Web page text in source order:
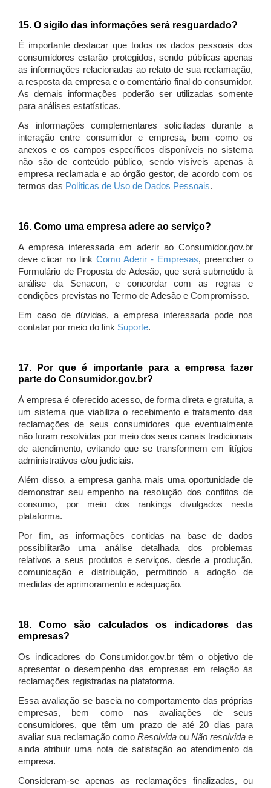
15. O sigilo das informações será resguardado?
É importante destacar que todos os dados pessoais dos
consumidores estarão protegidos, sendo públicas apenas
as informações relacionadas ao relato de sua reclamação,
a resposta da empresa e o comentário final do consumidor.
As demais informações poderão ser utilizadas somente
para análises estatísticas.
As informações complementares solicitadas durante a
interação entre consumidor e empresa, bem como os
anexos e os campos específicos disponíveis no sistema
não são de conteúdo público, sendo visíveis apenas à
empresa reclamada e ao órgão gestor, de acordo com os
termos das Políticas de Uso de Dados Pessoais.
16. Como uma empresa adere ao serviço?
A empresa interessada em aderir ao Consumidor.gov.br
deve clicar no link Como Aderir - Empresas, preencher o
Formulário de Proposta de Adesão, que será submetido à
análise da Senacon, e concordar com as regras e
condições previstas no Termo de Adesão e Compromisso.
Em caso de dúvidas, a empresa interessada pode nos
contatar por meio do link Suporte.
17. Por que é importante para a empresa fazer
parte do Consumidor.gov.br?
À empresa é oferecido acesso, de forma direta e gratuita, a
um sistema que viabiliza o recebimento e tratamento das
reclamações de seus consumidores que eventualmente
não foram resolvidas por meio dos seus canais tradicionais
de atendimento, evitando que se transformem em litígios
administrativos e/ou judiciais.
Além disso, a empresa ganha mais uma oportunidade de
demonstrar seu empenho na resolução dos conflitos de
consumo, por meio dos rankings divulgados nesta
plataforma.
Por fim, as informações contidas na base de dados
possibilitarão uma análise detalhada dos problemas
relativos a seus produtos e serviços, desde a produção,
comunicação e distribuição, permitindo a adoção de
medidas de aprimoramento e adequação.
18. Como são calculados os indicadores das
empresas?
Os indicadores do Consumidor.gov.br têm o objetivo de
apresentar o desempenho das empresas em relação às
reclamações registradas na plataforma.
Essa avaliação se baseia no comportamento das próprias
empresas, bem como nas avaliações de seus
consumidores, que têm um prazo de até 20 dias para
avaliar sua reclamação como Resolvida ou Não resolvida e
ainda atribuir uma nota de satisfação ao atendimento da
empresa.
Consideram-se apenas as reclamações finalizadas, ou